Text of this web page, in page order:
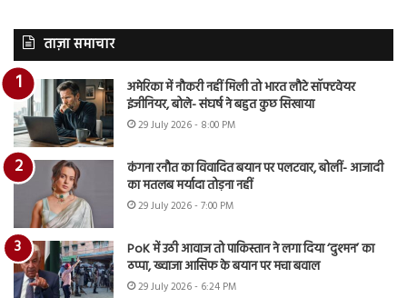
ताज़ा समाचार
अमेरिका में नौकरी नहीं मिली तो भारत लौटे सॉफ्टवेयर
इंजीनियर, बोले- संघर्ष ने बहुत कुछ सिखाया
29 July 2026 - 8:00 PM
कंगना रनौत का विवादित बयान पर पलटवार, बोलीं- आजादी
का मतलब मर्यादा तोड़ना नहीं
29 July 2026 - 7:00 PM
PoK में उठी आवाज तो पाकिस्तान ने लगा दिया ‘दुश्मन’ का
ठप्पा, ख्वाजा आसिफ के बयान पर मचा बवाल
29 July 2026 - 6:24 PM